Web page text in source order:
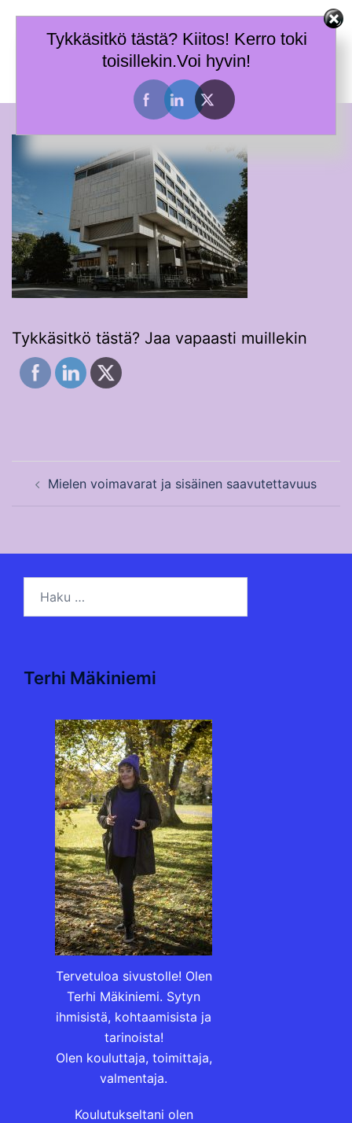
Taitoja toimia ja tietoa työhyvinvoinnin tueksi.
menu
Tykkäsitkö tästä? Jaa vapaasti muillekin
navigation
Mielen voimavarat ja sisäinen saavutettavuus
Terhi Mäkiniemi
Tervetuloa sivustolle! Olen
Terhi Mäkiniemi. Sytyn
ihmisistä, kohtaamisista ja
tarinoista!
Olen kouluttaja, toimittaja,
valmentaja.
Koulutukseltani olen
Tykkäsitkö tästä? Kiitos! Kerro toki
toisillekin.Voi hyvin!